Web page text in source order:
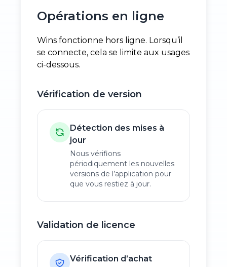
Opérations en ligne
Wins fonctionne hors ligne. Lorsqu’il
se connecte, cela se limite aux usages
ci-dessous.
Vérification de version
Détection des mises à
jour
Nous vérifions
périodiquement les nouvelles
versions de l’application pour
que vous restiez à jour.
Validation de licence
Vérification d’achat